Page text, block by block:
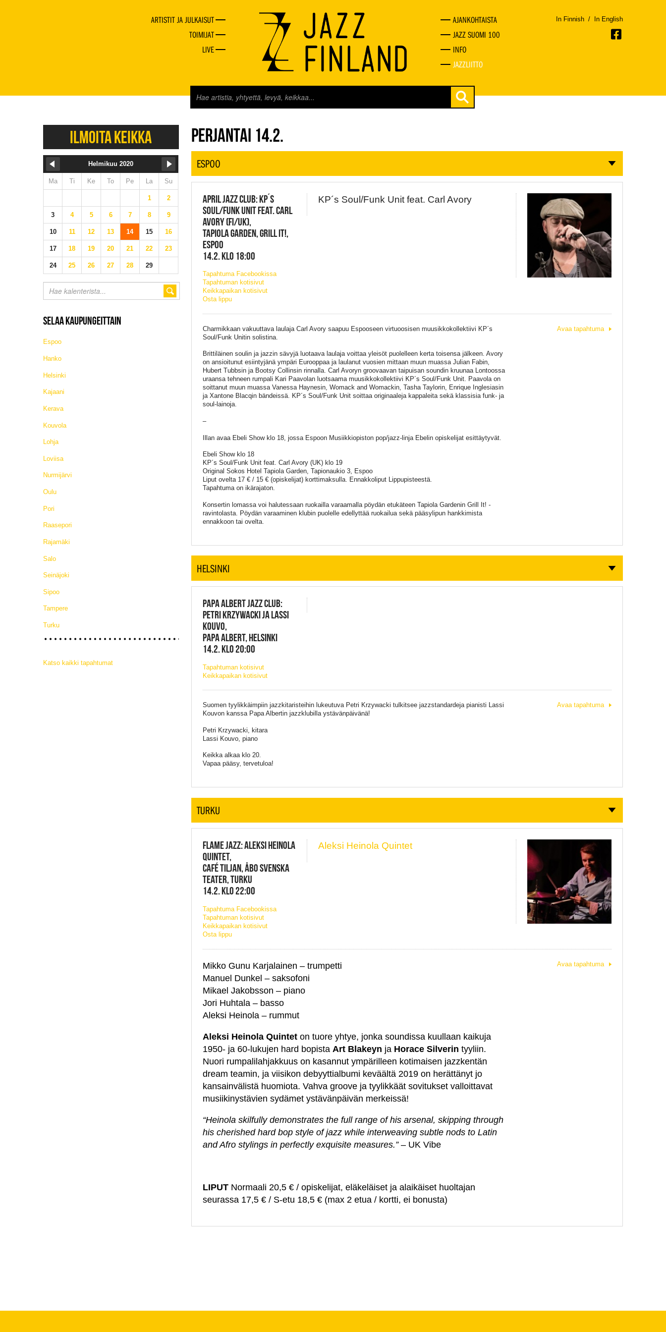
ARTISTIT JA JULKAISUT
TOIMIJAT
LIVE
AJANKOHTAISTA
JAZZ SUOMI 100
INFO
JAZZLIITTO
In Finnish / In English
ILMOITA KEIKKA
Helmikuu 2020
Ma Ti Ke To Pe La Su
1 2
3 4 5 6 7 8 9
10 11 12 13 14 15 16
17 18 19 20 21 22 23
24 25 26 27 28 29
SELAA KAUPUNGEITTAIN
Espoo
Hanko
Helsinki
Kajaani
Kerava
Kouvola
Lohja
Loviisa
Nurmijärvi
Oulu
Pori
Raasepori
Rajamäki
Salo
Seinäjoki
Sipoo
Tampere
Turku
Katso kaikki tapahtumat
JAZZ FINLAND LIVE
PERJANTAI 14.2.
ESPOO
APRIL JAZZ CLUB: KP´S
SOUL/FUNK UNIT FEAT. CARL
AVORY (FI/UK),
TAPIOLA GARDEN, GRILL IT!,
ESPOO
14.2. KLO 18:00
Tapahtuma Facebookissa
Tapahtuman kotisivut
Keikkapaikan kotisivut
Osta lippu
KP´s Soul/Funk Unit feat. Carl Avory
Charmikkaan vakuuttava laulaja Carl Avory saapuu Espooseen virtuoosisen muusikkokollektiivi KP´s
Soul/Funk Unitin solistina.
Brittiläinen soulin ja jazzin sävyjä luotaava laulaja voittaa yleisöt puolelleen kerta toisensa jälkeen. Avory
on ansioitunut esiintyjänä ympäri Eurooppaa ja laulanut vuosien mittaan muun muassa Julian Fabin,
Hubert Tubbsin ja Bootsy Collinsin rinnalla. Carl Avoryn groovaavan taipuisan soundin kruunaa Lontoossa
uraansa tehneen rumpali Kari Paavolan luotsaama muusikkokollektiivi KP´s Soul/Funk Unit. Paavola on
soittanut muun muassa Vanessa Haynesin, Womack and Womackin, Tasha Taylorin, Enrique Inglesiasin
ja Xantone Blacqin bändeissä. KP´s Soul/Funk Unit soittaa originaaleja kappaleita sekä klassisia funk- ja
soul-lainoja.
–
Illan avaa Ebeli Show klo 18, jossa Espoon Musiikkiopiston pop/jazz-linja Ebelin opiskelijat esittäytyvät.
Ebeli Show klo 18
KP´s Soul/Funk Unit feat. Carl Avory (UK) klo 19
Original Sokos Hotel Tapiola Garden, Tapionaukio 3, Espoo
Liput ovelta 17 € / 15 € (opiskelijat) korttimaksulla. Ennakkoliput Lippupisteestä.
Tapahtuma on ikärajaton.
Konsertin lomassa voi halutessaan ruokailla varaamalla pöydän etukäteen Tapiola Gardenin Grill It! -
ravintolasta. Pöydän varaaminen klubin puolelle edellyttää ruokailua sekä pääsylipun hankkimista
ennakkoon tai ovelta.
Avaa tapahtuma
HELSINKI
PAPA ALBERT JAZZ CLUB:
PETRI KRZYWACKI JA LASSI
KOUVO,
PAPA ALBERT, HELSINKI
14.2. KLO 20:00
Tapahtuman kotisivut
Keikkapaikan kotisivut
Suomen tyylikkäimpiin jazzkitaristeihin lukeutuva Petri Krzywacki tulkitsee jazzstandardeja pianisti Lassi
Kouvon kanssa Papa Albertin jazzklubilla ystävänpäivänä!
Petri Krzywacki, kitara
Lassi Kouvo, piano
Keikka alkaa klo 20.
Vapaa pääsy, tervetuloa!
Avaa tapahtuma
TURKU
FLAME JAZZ: ALEKSI HEINOLA
QUINTET,
CAFÉ TILJAN, ÅBO SVENSKA
TEATER, TURKU
14.2. KLO 22:00
Tapahtuma Facebookissa
Tapahtuman kotisivut
Keikkapaikan kotisivut
Osta lippu
Aleksi Heinola Quintet
Mikko Gunu Karjalainen – trumpetti
Manuel Dunkel – saksofoni
Mikael Jakobsson – piano
Jori Huhtala – basso
Aleksi Heinola – rummut
Aleksi Heinola Quinteton tuore yhtye, jonka soundissa kuullaan kaikuja
1950- ja 60-lukujen hard bopista Art Blakeyn ja Horace Silverin tyyliin.
Nuori rumpalilahjakkuus on kasannut ympärilleen kotimaisen jazzkentän
dream teamin, ja viisikon debyyttialbumi keväältä 2019 on herättänyt jo
kansainvälistä huomiota. Vahva groove ja tyylikkäät sovitukset valloittavat
musiikinystävien sydämet ystävänpäivän merkeissä!
“Heinola skilfully demonstrates the full range of his arsenal, skipping through
his cherished hard bop style of jazz while interweaving subtle nods to Latin
and Afro stylings in perfectly exquisite measures.”– UK Vibe
LIPUTNormaali 20,5 € / opiskelijat, eläkeläiset ja alaikäiset huoltajan
seurassa 17,5 € / S-etu 18,5 € (max 2 etua / kortti, ei bonusta)
Avaa tapahtuma